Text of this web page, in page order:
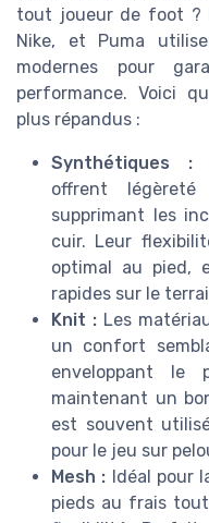
tout joueur de foot ?
Nike, et Puma
modernes pour
performance. Voici
plus répandus :
Synthétiques :
offrent
supprimant les
cuir. Leur
optimal au pied,
rapides sur le
Knit : Les
un confort
enveloppant le
maintenant un
est souvent
pour le jeu sur
Mesh : Idéal pour
pieds au frais